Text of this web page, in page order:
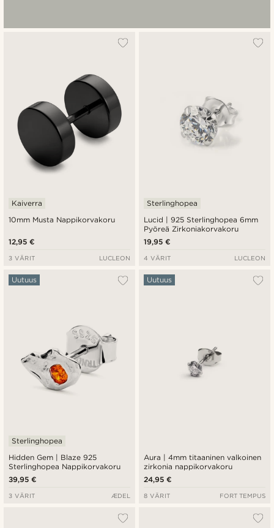
10mm Musta Nappikorvakoru
Kaiverra
12,95 €
3 VÄRIT LUCLEON
Lucid | 925 Sterlinghopea 6mm
Pyöreä Zirkoniakorvakoru
Sterlinghopea
19,95 €
4 VÄRIT LUCLEON
Hidden Gem | Blaze 925
Sterlinghopea Nappikorvakoru
Uutuus
Sterlinghopea
39,95 €
3 VÄRIT ÆDEL
Aura | 4mm titaaninen valkoinen
zirkonia nappikorvakoru
Uutuus
24,95 €
8 VÄRIT FORT TEMPUS